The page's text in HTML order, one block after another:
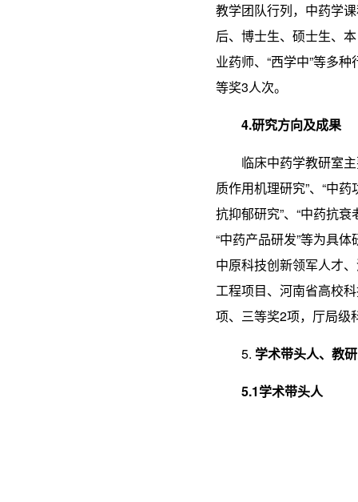
教学团队行列，中药学
后、博士生、硕士生、
业药师、“西学中”等多
等奖3人次。
4.研究方向及成果
临床中药学教研室
质作用机理研究”、“中
抗抑郁研究”、“中药抗衰
“中药产品研发”等为具
中原科技创新领军人才
工程项目、河南省高校
项、三等奖2项，厅局级
5. 学术带头人、教
5.1学术带头人